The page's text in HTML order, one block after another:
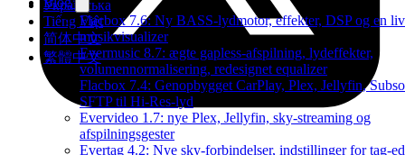
Flacbox 7.6: Ny BASS-lydmotor, effekter, DSP og en
musikvisualizer
Evermusic 8.7: ægte gapless-afspilning, lydeffekter,
volumennormalisering, redesignet equalizer
Flacbox 7.4: Genopbygget CarPlay, Plex, Jellyfin,
SFTP til Hi-Res-lyd
Evervideo 1.7: nye Plex, Jellyfin, sky-streaming og
afspilningsgester
Evertag 4.2: Nye sky-forbindelser, indstillinger for tag-
Українська
Tiếng Việt
简体中文
繁體中文